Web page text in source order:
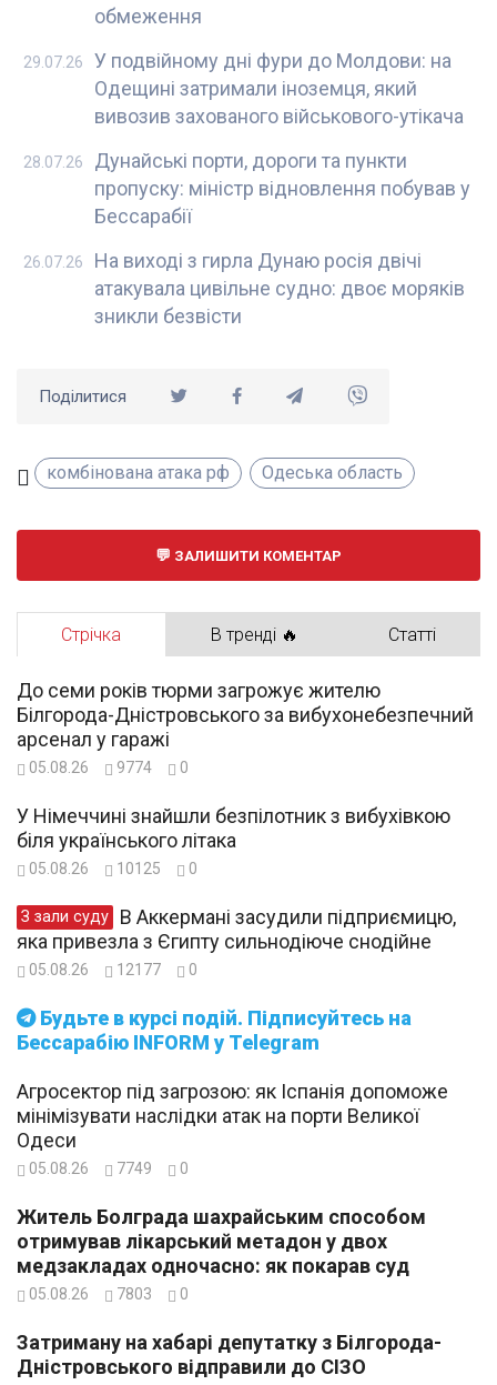
обмеження
У подвійному дні фури до Молдови: на
Одещині затримали іноземця, який
вивозив захованого військового-утікача
29.07.26
Дунайські порти, дороги та пункти
пропуску: міністр відновлення побував у
Бессарабії
28.07.26
На виході з гирла Дунаю росія двічі
атакувала цивільне судно: двоє моряків
зникли безвісти
26.07.26
Поділитися
комбінована атака рф Одеська область
ЗАЛИШИТИ КОМЕНТАР
Стрічка В тренді 🔥 Статті
Будьте в курсі подій. Підписуйтесь на
Бессарабію INFORM у Telegram
До семи років тюрми загрожує жителю
Білгорода-Дністровського за вибухонебезпечний
арсенал у гаражі
05.08.26 9774 0
У Німеччині знайшли безпілотник з вибухівкою
біля українського літака
05.08.26 10125 0
З зали суду
яка привезла з Єгипту сильнодіюче снодійне
05.08.26 12177 0
Агросектор під загрозою: як Іспанія допоможе
мінімізувати наслідки атак на порти Великої
Одеси
05.08.26 7749 0
Житель Болграда шахрайським способом
отримував лікарський метадон у двох
медзакладах одночасно: як покарав суд
05.08.26 7803 0
Затриману на хабарі депутатку з Білгорода-
Дністровського відправили до СІЗО